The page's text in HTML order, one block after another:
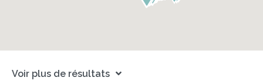
Voir plus de résultats